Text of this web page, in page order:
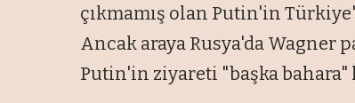
çıkmamış olan Putin'in
Ancak araya Rusya'da Wagner
Putin'in ziyareti "başka bahara"